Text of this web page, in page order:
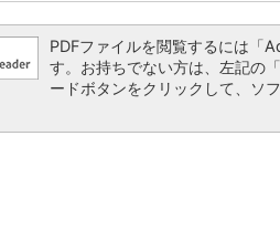
PDFファイルを閲覧するには「
す。お持ちでない方は、左記の
ードボタンをクリックして、ソ